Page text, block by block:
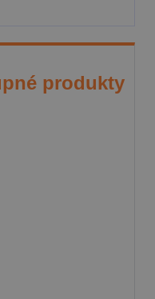
produkty